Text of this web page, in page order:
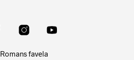
Romans favela